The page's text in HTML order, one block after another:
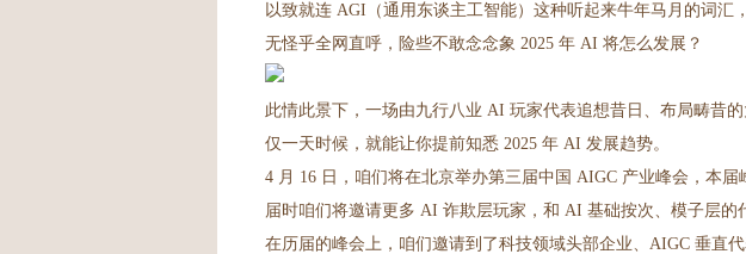
以致就连 AGI（通用东谈主工智能）这种听起来牛年马月的词汇
无怪乎全网直呼，险些不敢念念象 2025 年 AI 将怎么发展？
此情此景下，一场由九行八业 AI 玩家代表追想昔日、布局畴昔的
仅一天时候，就能让你提前知悉 2025 年 AI 发展趋势。
4 月 16 日，咱们将在北京举办第三届中国 AIGC 产业峰会，本届
届时咱们将邀请更多 AI 诈欺层玩家，和 AI 基础按次、模子层的
在历届的峰会上，咱们邀请到了科技领域头部企业、AIGC 垂直